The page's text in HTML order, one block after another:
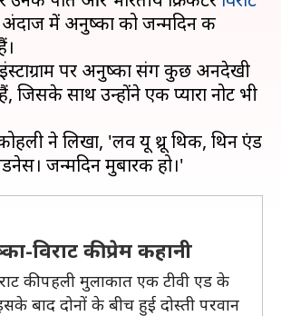
में अनुष्का को जन्मदिन की
पर अनुष्का संग कुछ अनदेखी
जिसके साथ उन्होंने एक प्यारा नोट भी
ने लिखा, 'लव यू थ्रू थिक, थिन एंड
विराट की प्रेम कहानी
की पहली मुलाकात एक टीवी एड के
बाद दोनों के बीच हुई दोस्ती परवान